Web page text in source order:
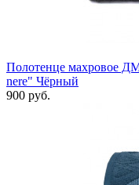
Полотенце махровое
nere" Чёрный
900 руб.